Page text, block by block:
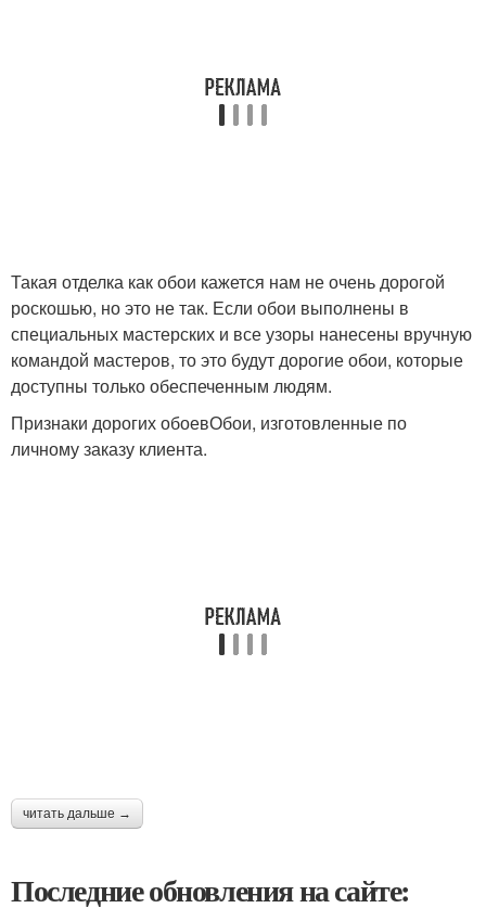
Такая отделка как обои кажется нам не очень дорогой
роскошью, но это не так. Если обои выполнены в
специальных мастерских и все узоры нанесены вручную
командой мастеров, то это будут дорогие обои, которые
доступны только обеспеченным людям.
Признаки дорогих обоевОбои, изготовленные по
личному заказу клиента.
читать дальше →
Последние обновления на сайте: